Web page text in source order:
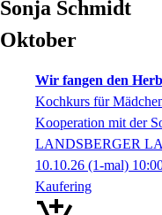
Sonja Schmidt
Oktober
Wir fangen den
Kochkurs für
Kooperation mit der
LANDSBERGER
10.10.26 (1-mal)
Kaufering